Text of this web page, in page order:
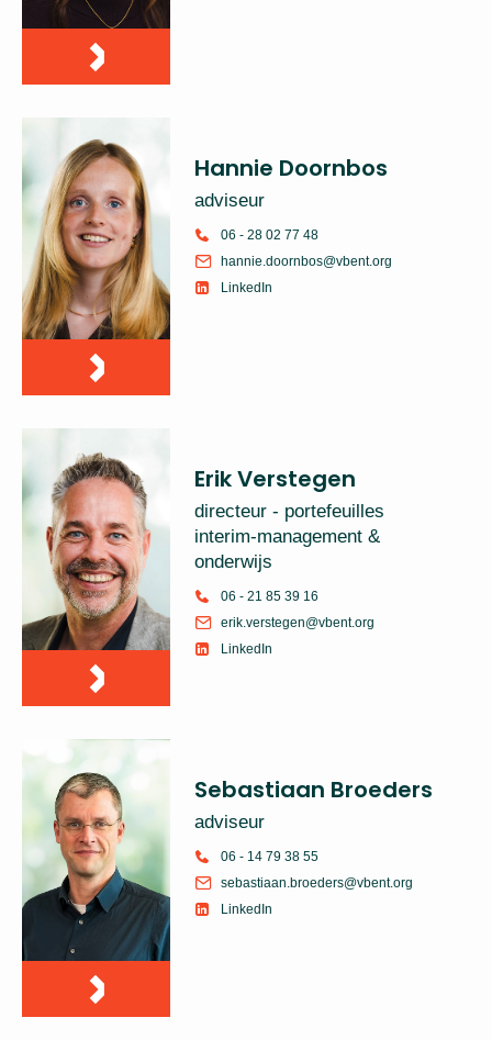
Hannie Doornbos
adviseur
06 - 28 02 77 48
hannie.doornbos@vbent.org
LinkedIn
Erik Verstegen
directeur - portefeuilles
interim-management &
onderwijs
06 - 21 85 39 16
erik.verstegen@vbent.org
LinkedIn
Sebastiaan Broeders
adviseur
06 - 14 79 38 55
sebastiaan.broeders@vbent.org
LinkedIn